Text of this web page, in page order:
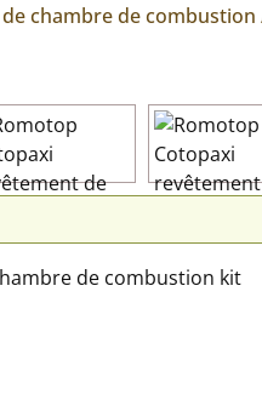
chambre de